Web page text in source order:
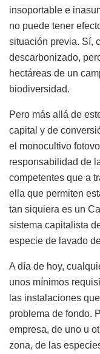
insoportable e
no puede tener
situación previa. Sí,
descarbonizado,
hectáreas de un
biodiversidad.
Pero más allá de
capital y de
el monocultivo
responsabilidad de
competentes que a
ella que permiten
tan siquiera es un
sistema capitalista
especie de lavado
A día de hoy,
unos mínimos
las instalaciones
problema de fondo.
empresa, de uno u
zona, de las